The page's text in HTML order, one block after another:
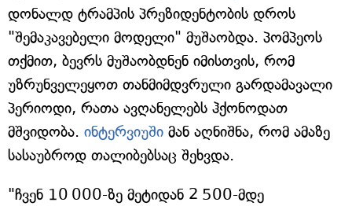
დონალდ ტრამპის პრეზიდენტობის დროს
"შემაკავებელი მოდელი" მუშაობდა. პომპეოს
თქმით, ბევრს მუშაობდნენ იმისთვის, რომ
უზრუნველეყოთ თანმიმდვრული გარდამავალი
პერიოდი, რათა ავღანელებს ჰქონოდათ
მშვიდობა. ინტერვიუში მან აღნიშნა, რომ ამაზე
სასაუბროდ თალიბებსაც შეხვდა.
"ჩვენ 10 000-ზე მეტიდან 2 500-მდე